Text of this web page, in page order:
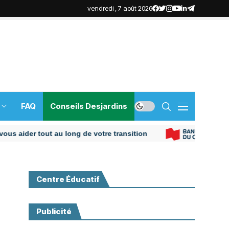
vendredi , 7 août 2026
FAQ Conseils Desjardins
tout au long de votre transition
Centre Éducatif
Publicité